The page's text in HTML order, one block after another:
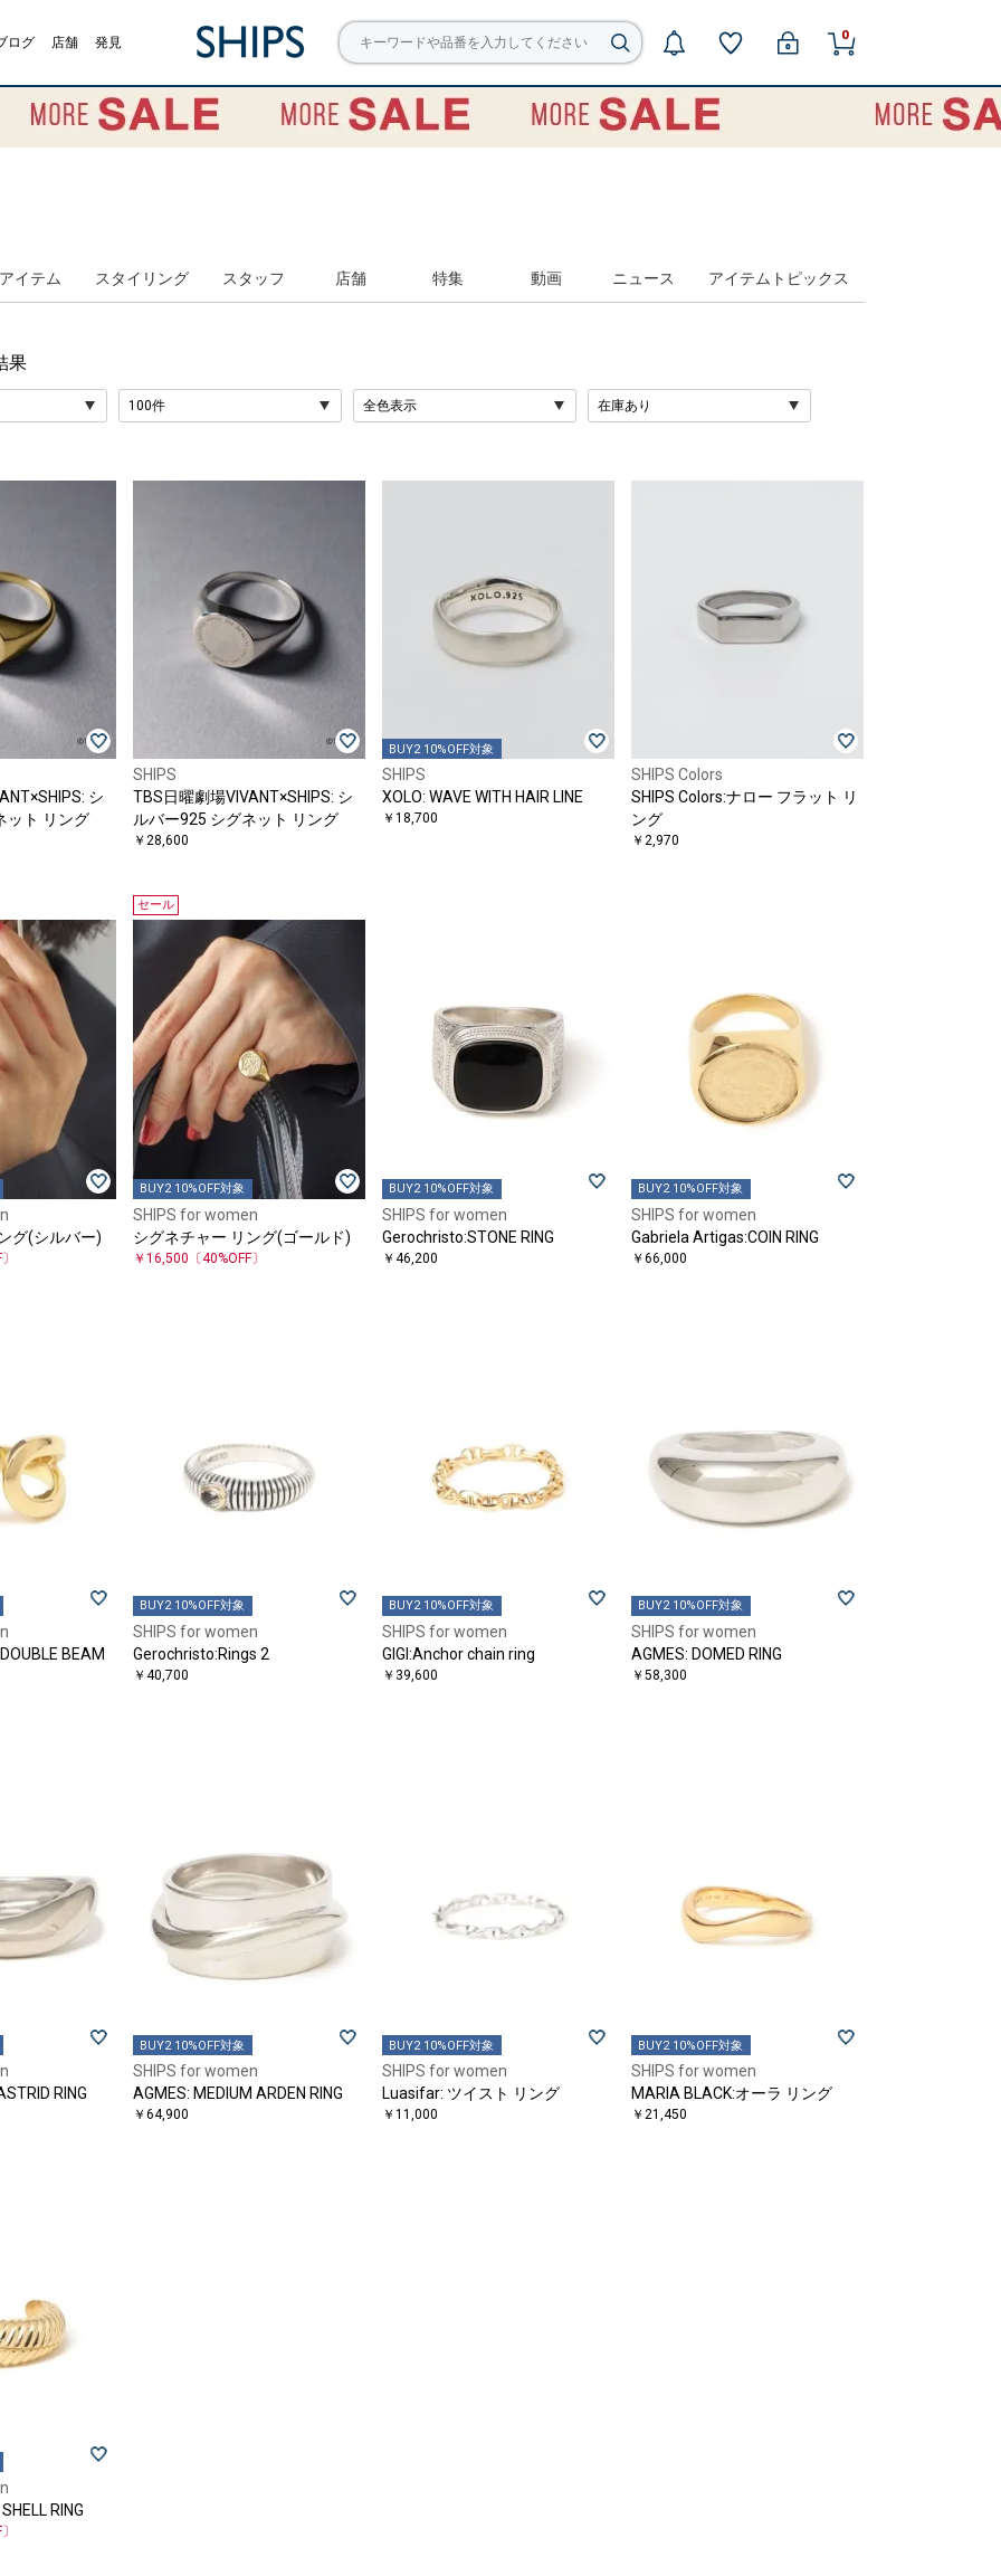
ログ 店舗 発見 0
アイテム スタイリング スタッフ 店舗 特集 動画 ニュース アイテムトピックス
果
シ
ット リング
SHIPS
TBS日曜劇場VIVANT×SHIPS: シ
ルバー925 シグネット リング
￥28,600
BUY2 10%OFF対象
SHIPS
XOLO: WAVE WITH HAIR LINE
￥18,700
SHIPS Colors
SHIPS Colors:ナロー フラット リ
ング
￥2,970
グ(シルバー)
セール
BUY2 10%OFF対象
SHIPS for women
シグネチャー リング(ゴールド)
￥16,500 〔40%OFF〕
BUY2 10%OFF対象
SHIPS for women
Gerochristo:STONE RING
￥46,200
BUY2 10%OFF対象
SHIPS for women
Gabriela Artigas:COIN RING
￥66,000
BEAM
BUY2 10%OFF対象
SHIPS for women
Gerochristo:Rings 2
￥40,700
BUY2 10%OFF対象
SHIPS for women
GIGI:Anchor chain ring
￥39,600
BUY2 10%OFF対象
SHIPS for women
AGMES: DOMED RING
￥58,300
RING
BUY2 10%OFF対象
SHIPS for women
AGMES: MEDIUM ARDEN RING
￥64,900
BUY2 10%OFF対象
SHIPS for women
Luasifar: ツイスト リング
￥11,000
BUY2 10%OFF対象
SHIPS for women
MARIA BLACK:オーラ リング
￥21,450
RING